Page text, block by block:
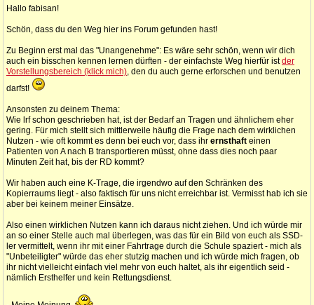
Hallo fabisan!
Schön, dass du den Weg hier ins Forum gefunden hast!
Zu Beginn erst mal das "Unangenehme": Es wäre sehr schön, wenn wir dich
auch ein bisschen kennen lernen dürften - der einfachste Weg hierfür istder
Vorstellungsbereich (klick mich), den du auch gerne erforschen und benutzen
darfst!
Ansonsten zu deinem Thema:
Wie lrf schon geschrieben hat, ist der Bedarf an Tragen und ähnlichem eher
gering. Für mich stellt sich mittlerweile häufig die Frage nach dem wirklichen
Nutzen - wie oft kommt es denn bei euch vor, dass ihr ernsthaft einen
Patienten von A nach B transportieren müsst, ohne dass dies noch paar
Minuten Zeit hat, bis der RD kommt?
Wir haben auch eine K-Trage, die irgendwo auf den Schränken des
Kopierraums liegt - also faktisch für uns nicht erreichbar ist. Vermisst hab ich sie
aber bei keinem meiner Einsätze.
Also einen wirklichen Nutzen kann ich daraus nicht ziehen. Und ich würde mir
an so einer Stelle auch mal überlegen, was das für ein Bild von euch als SSD-
ler vermittelt, wenn ihr mit einer Fahrtrage durch die Schule spaziert - mich als
"Unbeteiligter" würde das eher stutzig machen und ich würde mich fragen, ob
ihr nicht vielleicht einfach viel mehr von euch haltet, als ihr eigentlich seid -
nämlich Ersthelfer und kein Rettungsdienst.